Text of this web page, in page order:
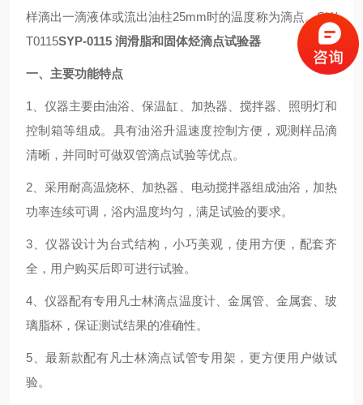
样滴出一滴液体或流出油柱25mm时的温度称为滴点。SH/
T0115SYP-0115 润滑脂和固体烃滴点试验器
一、主要功能特点
1、仪器主要由油浴、保温缸、加热器、搅拌器、照明灯和
控制箱等组成。具有油浴升温速度控制方便，观测样品滴
清晰，并同时可做双管滴点试验等优点。
2、采用耐高温烧杯、加热器、电动搅拌器组成油浴，加热
功率连续可调，浴内温度均匀，满足试验的要求。
3、仪器设计为台式结构，小巧美观，使用方便，配套齐
全，用户购买后即可进行试验。
4、仪器配有专用凡士林滴点温度计、金属管、金属套、玻
璃脂杯，保证测试结果的准确性。
5、最新款配有凡士林滴点试管专用架，更方便用户做试
验。